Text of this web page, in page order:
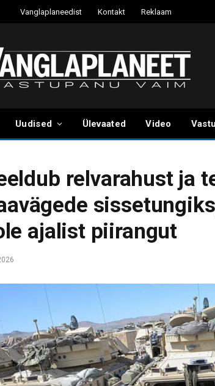
Vanglaplaneedist Kontakt Reklaam
Uudised Ülevaated Video
relvarahust ja
ajalist piirangut